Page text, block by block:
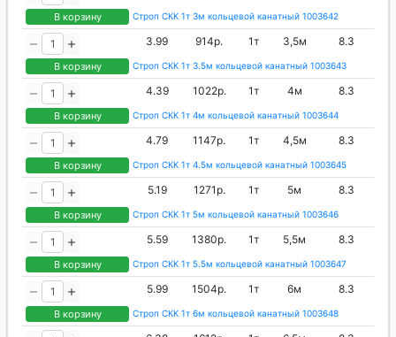
В корзину Строп СКК 1т 3м кольцевой канатный 1003642
В корзину
3.99 914р. 1т 3,5м 8.3
Строп СКК 1т 3.5м кольцевой канатный 1003643
В корзину
4.39 1022р. 1т 4м 8.3
Строп СКК 1т 4м кольцевой канатный 1003644
В корзину
4.79 1147р. 1т 4,5м 8.3
Строп СКК 1т 4.5м кольцевой канатный 1003645
В корзину
5.19 1271р. 1т 5м 8.3
Строп СКК 1т 5м кольцевой канатный 1003646
В корзину
5.59 1380р. 1т 5,5м 8.3
Строп СКК 1т 5.5м кольцевой канатный 1003647
В корзину
5.99 1504р. 1т 6м 8.3
Строп СКК 1т 6м кольцевой канатный 1003648